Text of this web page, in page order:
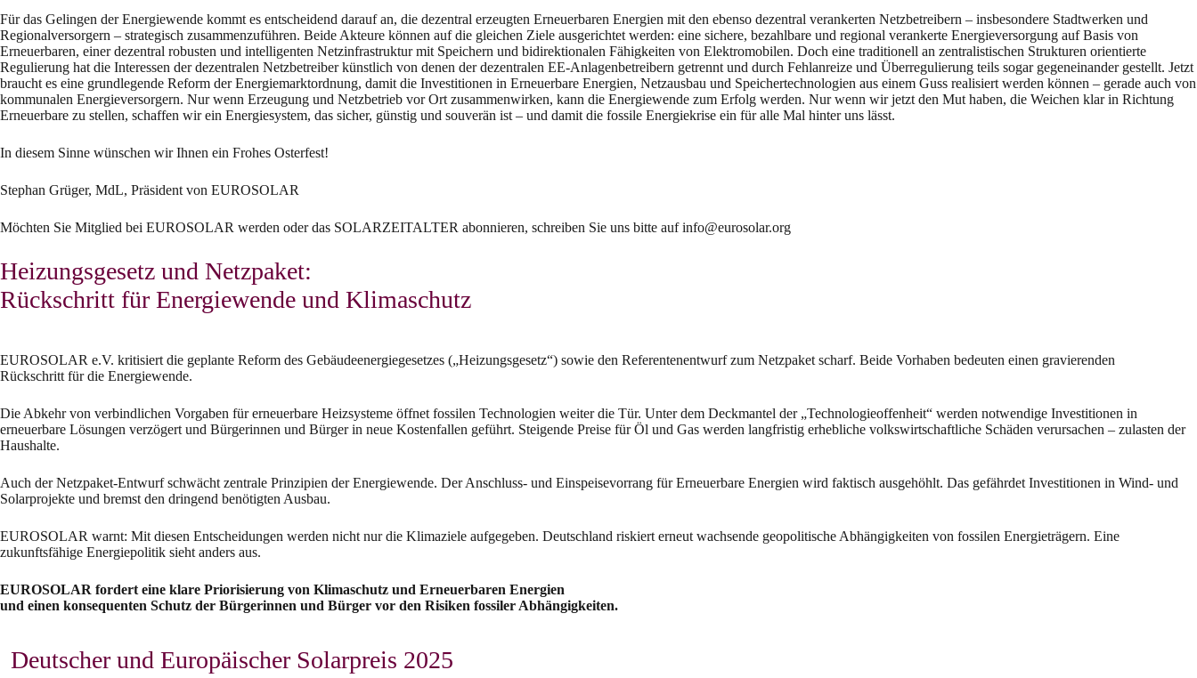
Für das Gelingen der Energiewende kommt es entscheidend darauf an, die dezentral erzeugten Erneuerbaren Energien mit den ebenso dezentral verankerten Netzbetreibern – insbesondere Stadtwerken und
Regionalversorgern – strategisch zusammenzuführen. Beide Akteure können auf die gleichen Ziele ausgerichtet werden: eine sichere, bezahlbare und regional verankerte Energieversorgung auf Basis von
Erneuerbaren, einer dezentral robusten und intelligenten Netzinfrastruktur mit Speichern und bidirektionalen Fähigkeiten von Elektromobilen. Doch eine traditionell an zentralistischen Strukturen orientierte
Regulierung hat die Interessen der dezentralen Netzbetreiber künstlich von denen der dezentralen EE-Anlagenbetreibern getrennt und durch Fehlanreize und Überregulierung teils sogar gegeneinander gestellt. Jetzt
braucht es eine grundlegende Reform der Energiemarktordnung, damit die Investitionen in Erneuerbare Energien, Netzausbau und Speichertechnologien aus einem Guss realisiert werden können – gerade auch von
kommunalen Energieversorgern. Nur wenn Erzeugung und Netzbetrieb vor Ort zusammenwirken, kann die Energiewende zum Erfolg werden. Nur wenn wir jetzt den Mut haben, die Weichen klar in Richtung
Erneuerbare zu stellen, schaffen wir ein Energiesystem, das sicher, günstig und souverän ist – und damit die fossile Energiekrise ein für alle Mal hinter uns lässt.
In diesem Sinne wünschen wir Ihnen ein Frohes Osterfest!
Stephan Grüger, MdL, Präsident von EUROSOLAR
Möchten Sie Mitglied bei EUROSOLAR werden oder das SOLARZEITALTER abonnieren, schreiben Sie uns bitte auf info@eurosolar.org
Heizungsgesetz und Netzpaket:
Rückschritt für Energiewende und Klimaschutz
EUROSOLAR e.V. kritisiert die geplante Reform des Gebäudeenergiegesetzes („Heizungsgesetz“) sowie den Referentenentwurf zum Netzpaket scharf. Beide Vorhaben bedeuten einen gravierenden
Rückschritt für die Energiewende.
Die Abkehr von verbindlichen Vorgaben für erneuerbare Heizsysteme öffnet fossilen Technologien weiter die Tür. Unter dem Deckmantel der „Technologieoffenheit“ werden notwendige Investitionen in
erneuerbare Lösungen verzögert und Bürgerinnen und Bürger in neue Kostenfallen geführt. Steigende Preise für Öl und Gas werden langfristig erhebliche volkswirtschaftliche Schäden verursachen – zulasten der
Haushalte.
Auch der Netzpaket-Entwurf schwächt zentrale Prinzipien der Energiewende. Der Anschluss- und Einspeisevorrang für Erneuerbare Energien wird faktisch ausgehöhlt. Das gefährdet Investitionen in Wind- und
Solarprojekte und bremst den dringend benötigten Ausbau.
EUROSOLAR warnt: Mit diesen Entscheidungen werden nicht nur die Klimaziele aufgegeben. Deutschland riskiert erneut wachsende geopolitische Abhängigkeiten von fossilen Energieträgern. Eine
zukunftsfähige Energiepolitik sieht anders aus.
EUROSOLAR fordert eine klare Priorisierung von Klimaschutz und Erneuerbaren Energien
und einen konsequenten Schutz der Bürgerinnen und Bürger vor den Risiken fossiler Abhängigkeiten.
Deutscher und Europäischer Solarpreis 2025